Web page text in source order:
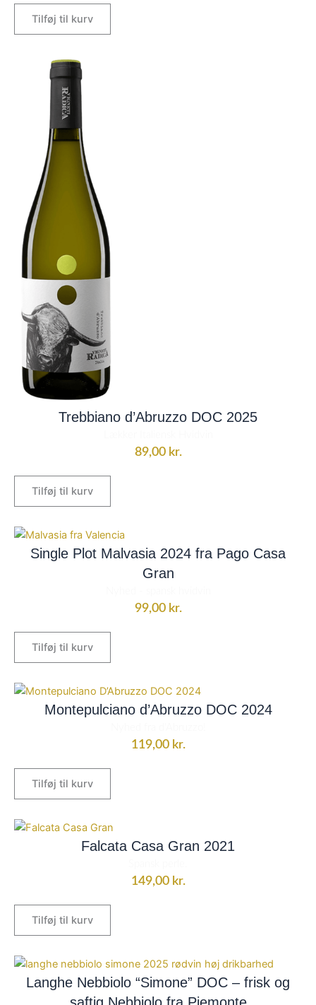
Tilføj til kurv
Trebbiano d’Abruzzo DOC 2025
89,00 kr.
Tilføj til kurv
Single Plot Malvasia 2024 fra Pago Casa
Gran
99,00 kr.
Tilføj til kurv
Montepulciano d’Abruzzo DOC 2024
119,00 kr.
Tilføj til kurv
Falcata Casa Gran 2021
149,00 kr.
Tilføj til kurv
Langhe Nebbiolo “Simone” DOC – frisk og